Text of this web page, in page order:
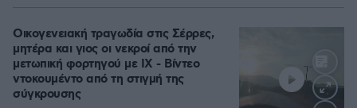
Οικογενειακή τραγωδία στις Σέρρες,
μητέρα και γιος οι νεκροί από την
μετωπική φορτηγού με ΙΧ - Βίντεο
ντοκουμέντο από τη στιγμή της
σύγκρουσης